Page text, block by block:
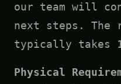
our team will
next steps. The
typically takes
Physical